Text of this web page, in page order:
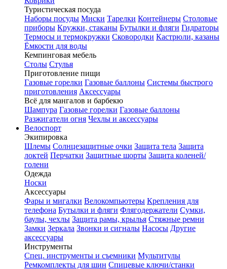
Туристическая посуда
Наборы посуды Миски Тарелки Контейнеры Столовые
приборы Кружки, стаканы Бутылки и фляги Гидраторы
Термосы и термокружки Сковородки Кастрюли, казаны
Ёмкости для воды
Кемпинговая мебель
Столы Стулья
Приготовление пищи
Газовые горелки Газовые баллоны Системы быстрого
приготовления Аксессуары
Всё для мангалов и барбекю
Шампура Газовые горелки Газовые баллоны
Разжигатели огня Чехлы и аксессуары
Велоспорт
Экипировка
Шлемы Солнцезащитные очки Защита тела Защита
локтей Перчатки Защитные шорты Защита коленей/
голени
Одежда
Носки
Аксессуары
Фары и мигалки Велокомпьютеры Крепления для
телефона Бутылки и фляги Флягодержатели Сумки,
баулы, чехлы Защита рамы, крылья Стяжные ремни
Замки Зеркала Звонки и сигналы Насосы Другие
аксессуары
Инструменты
Спец. инструменты и съемники Мультитулы
Ремкомплекты для шин Спицевые ключи/станки